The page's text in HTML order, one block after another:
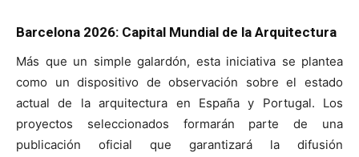
Barcelona 2026: Capital Mundial de la Arquitectura
Más que un simple galardón, esta iniciativa se plantea
como un dispositivo de observación sobre el estado
actual de la arquitectura en España y Portugal. Los
proyectos seleccionados formarán parte de una
publicación oficial que garantizará la difusión